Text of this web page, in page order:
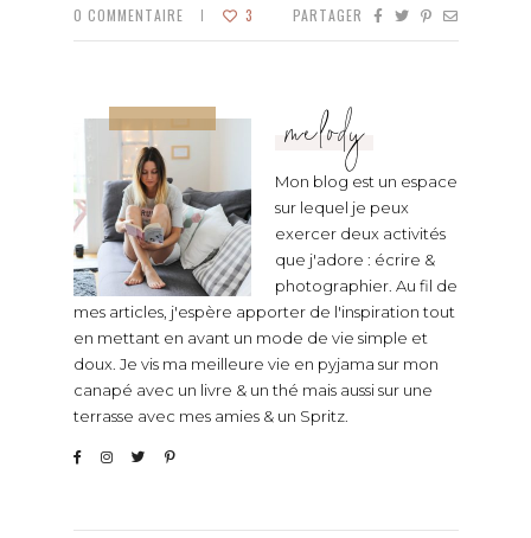
0 COMMENTAIRE 3 PARTAGER
melody
Mon blog est un espace
sur lequel je peux
exercer deux activités
que j'adore : écrire &
photographier. Au fil de
mes articles, j'espère apporter de l'inspiration tout
en mettant en avant un mode de vie simple et
doux. Je vis ma meilleure vie en pyjama sur mon
canapé avec un livre & un thé mais aussi sur une
terrasse avec mes amies & un Spritz.